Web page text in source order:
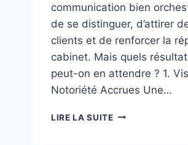
communication bien
de se distinguer, d’attirer
clients et de renforcer la
cabinet. Mais quels
peut-on en attendre ? 1.
Notoriété Accrues Une…
LIRE LA SUITEQUELS